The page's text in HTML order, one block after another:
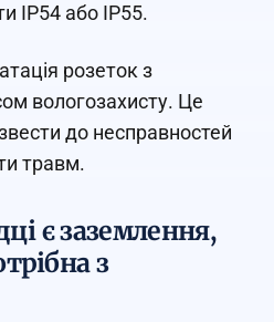
IP54 або IP55.
розеток з
вологозахисту. Це
до несправностей
травм.
є заземлення,
з